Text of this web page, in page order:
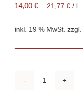
14,00 € 21,77 € /
inkl. 19 % MwSt. zzgl.